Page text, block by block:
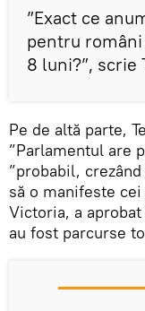
”Exact ce
pentru
8 luni?”, scrie
Pe de altă parte,
”Parlamentul are
”probabil,
să o manifeste
Victoria, a
au fost parcurse